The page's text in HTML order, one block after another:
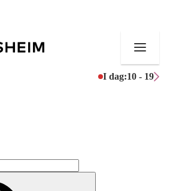
I dag:10 - 19